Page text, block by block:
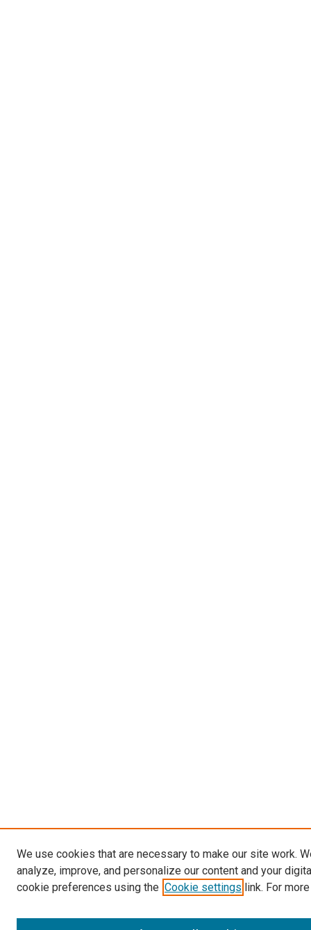
We use cookies that are necessary to make our site work.
analyze, improve, and personalize our content and your
cookie preferences using the Cookie settings link. For